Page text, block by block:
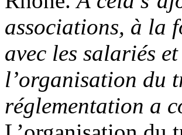
associations, à la
avec les salariés
l’organisation du
réglementation a